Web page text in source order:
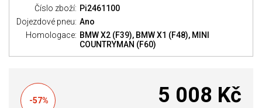
Číslo zboží: Pi2461100
Dojezdové pneu: Ano
Homologace: BMW X2 (F39), BMW X1 (F48), MINI
COUNTRYMAN (F60)
-57% 5 008 Kč